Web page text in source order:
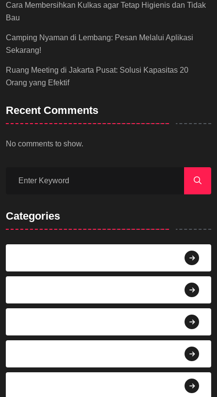
Cara Membersihkan Kulkas agar Tetap Higienis dan Tidak
Bau
Camping Nyaman di Lembang: Pesan Melalui Aplikasi
Sekarang!
Ruang Meeting di Jakarta Pusat: Solusi Kapasitas 20
Orang yang Efektif
Recent Comments
No comments to show.
Categories